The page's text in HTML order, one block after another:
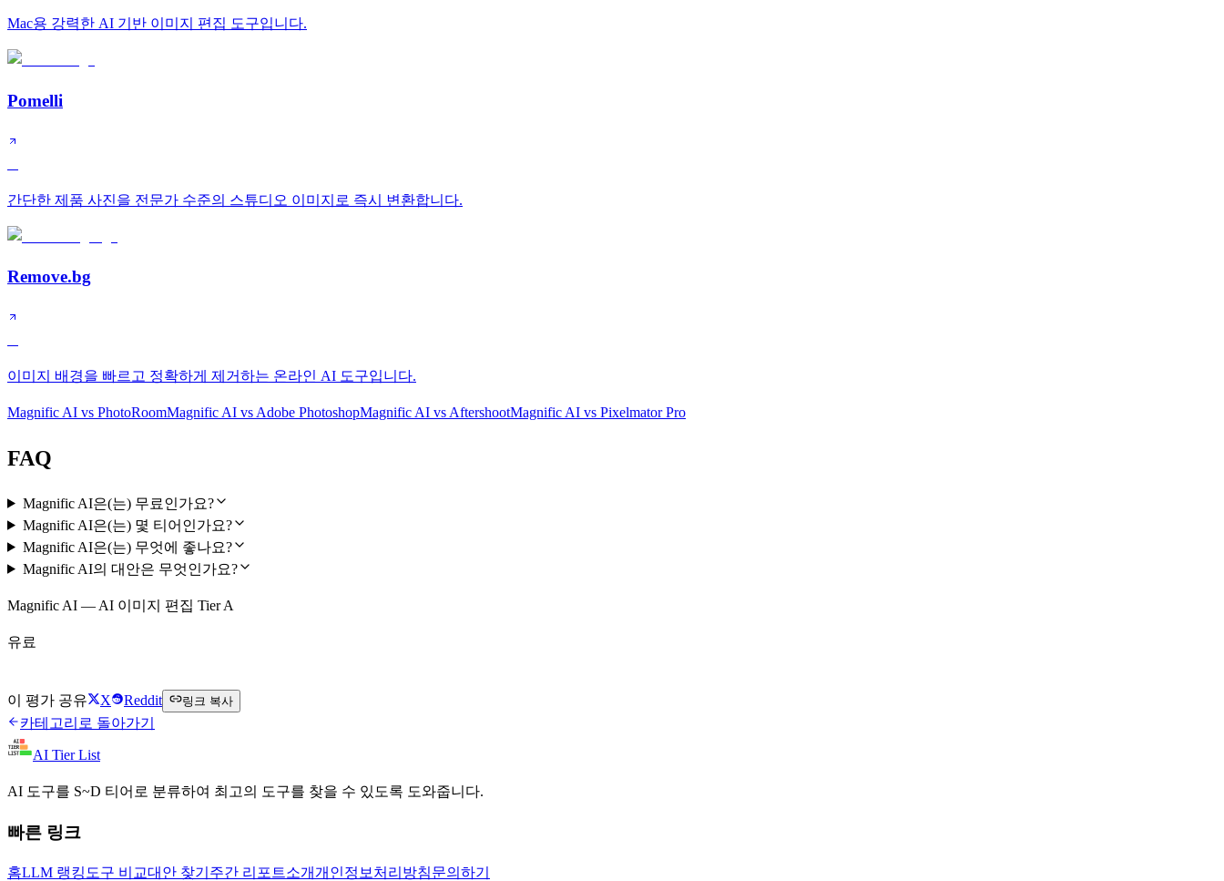
Mac용 강력한 AI 기반 이미지 편집 도구입니다.
Pomelli
간단한 제품 사진을 전문가 수준의 스튜디오 이미지로 즉시 변환합니다.
Remove.bg
이미지 배경을 빠르고 정확하게 제거하는 온라인 AI 도구입니다.
Magnific AI vs PhotoRoomMagnific AI vs Adobe PhotoshopMagnific AI vs AftershootMagnific AI vs Pixelmator Pro
FAQ
Magnific AI은(는) 무료인가요?
Magnific AI은(는) 몇 티어인가요?
Magnific AI은(는) 무엇에 좋나요?
Magnific AI의 대안은 무엇인가요?
Magnific AI — AI 이미지 편집 Tier A
유료
이 평가 공유 X Reddit 링크 복사
카테고리로 돌아가기
AI Tier List
AI 도구를 S~D 티어로 분류하여 최고의 도구를 찾을 수 있도록 도와줍니다.
빠른 링크
홈LLM 랭킹 도구 비교대안 찾기 주간 리포트소개개인정보처리방침문의하기